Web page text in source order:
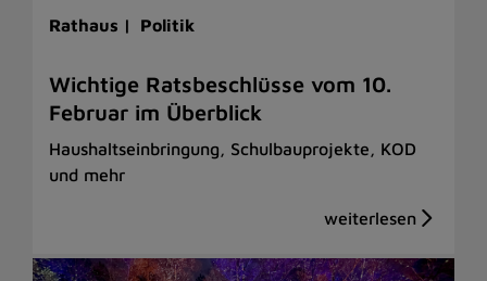
Rathaus | Politik
Wichtige Ratsbeschlüsse vom 10.
Februar im Überblick
Haushaltseinbringung, Schulbauprojekte, KOD
und mehr